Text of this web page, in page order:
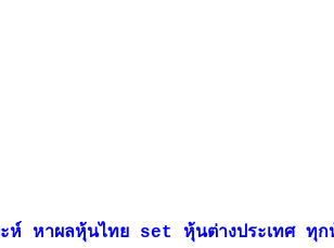
ห์ หาผลหุ้นไทย set หุ้นต่างประเทศ ทุ